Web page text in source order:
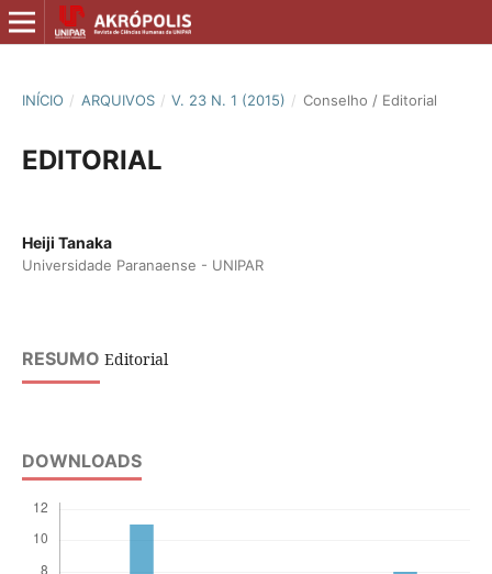
INÍCIO / ARQUIVOS / V. 23 N. 1 (2015) / Conselho / Editorial
EDITORIAL
Heiji Tanaka
Universidade Paranaense - UNIPAR
RESUMO Editorial
DOWNLOADS